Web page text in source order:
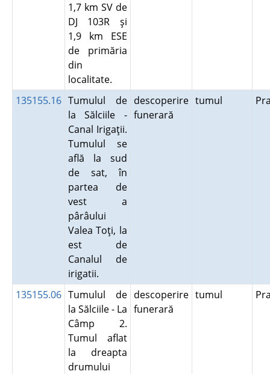
1,7 km SV de
DJ 103R şi
1,9 km ESE
de primăria
din
localitate.
135155.16 Tumulul de
la Sălciile -
Canal Irigaţii.
Tumulul se
află la sud
de sat, în
partea de
vest a
pârâului
Valea Toţi, la
est de
Canalul de
irigatii.
descoperire
funerară
tumul
135155.06 Tumulul de
la Sălciile - La
Câmp 2.
Tumul aflat
la dreapta
drumului
descoperire
funerară
tumul